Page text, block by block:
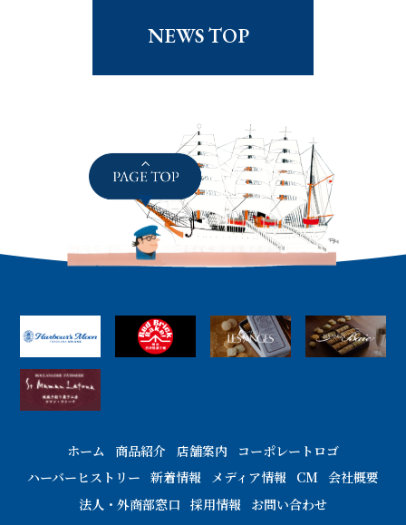
NEWS TOP
ホーム 商品紹介 店舗案内
コーポレートロゴ
ハーバーヒストリー 新着情報 メディア情報 CM 会社概要
法人・外商部窓口 採用情報
お問い合わせ